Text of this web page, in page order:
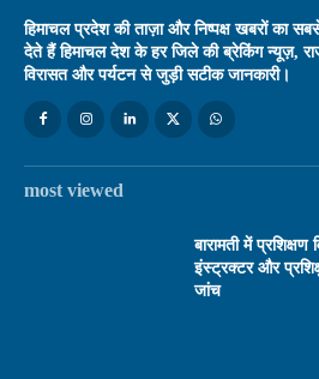
हिमाचल प्रदेश की ताज़ा और निष्पक्ष खबरों का
देते हैं हिमाचल देश के हर जिले की ब्रेकिंग न्यूज़,
विरासत और पर्यटन से जुड़ी सटीक जानकारी।
most viewed
बारामती में
इंस्ट्रक्टर और
जांच